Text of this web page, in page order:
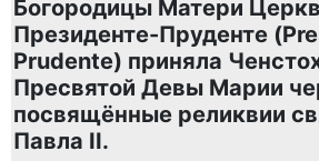
Богородицы Матери
Президенте-Пруденте
Prudente) приняла
Пресвятой Девы Марии
посвящённые реликвии
Павла II.